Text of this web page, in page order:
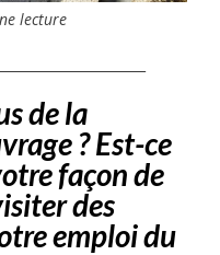
lecture
de la
? Est-ce
façon de
des
emploi du